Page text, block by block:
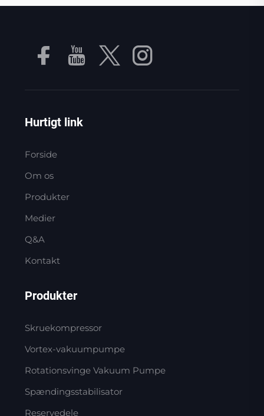
Hurtigt link
Forside
Om os
Produkter
Medier
Q&A
Kontakt
Produkter
Skruekompressor
Vortex-vakuumpumpe
Rotationsvinge Vakuum Pumpe
Spændingsstabilisator
Reservedele